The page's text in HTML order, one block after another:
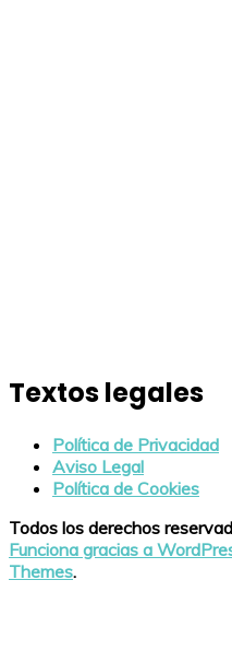
Textos legales
Política de Privacidad
Aviso Legal
Política de Cookies
Todos los derechos
Funciona gracias a
Themes.